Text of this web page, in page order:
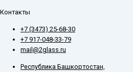
Контакты
+7 (3473) 25-68-30
+7 917-048-33-79
mail@2glass.ru
Республика Башкортостан,